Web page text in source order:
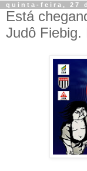
quinta-feira, 27
Está
Judô Fiebig.